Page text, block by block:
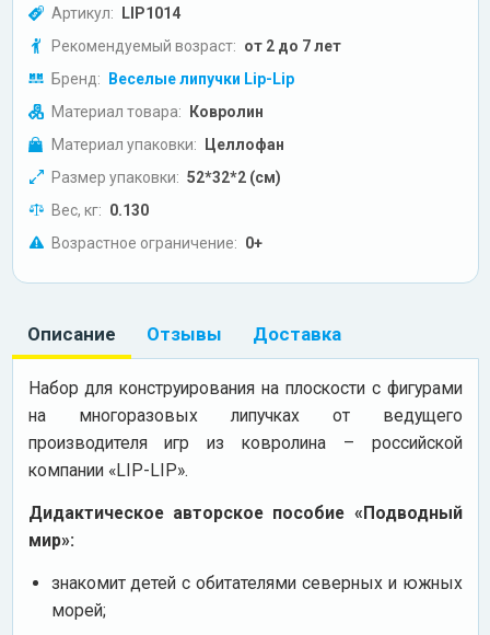
Артикул: LIP1014
Рекомендуемый возраст: от 2 до 7 лет
Бренд: Веселые липучки Lip-Lip
Материал товара: Ковролин
Материал упаковки: Целлофан
Размер упаковки: 52*32*2 (см)
Вес, кг: 0.130
Возрастное ограничение: 0+
Описание Отзывы Доставка
Набор для конструирования на плоскости с фигурами
на многоразовых липучках от ведущего
производителя игр из ковролина – российской
компании «LIP-LIP».
Дидактическое авторское пособие «Подводный
мир»:
знакомит детей с обитателями северных и южных
морей;